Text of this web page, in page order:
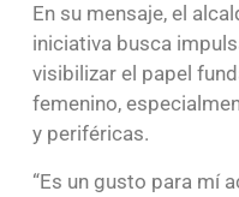
En su mensaje, el
iniciativa busca
visibilizar el papel
femenino,
y periféricas.
“Es un gusto para mí